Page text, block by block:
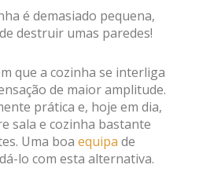
é demasiado pequena,
destruir umas paredes!
que a cozinha se interliga
de maior amplitude.
prática e, hoje em dia,
sala e cozinha bastante
Uma boa equipa de
lo com esta alternativa.